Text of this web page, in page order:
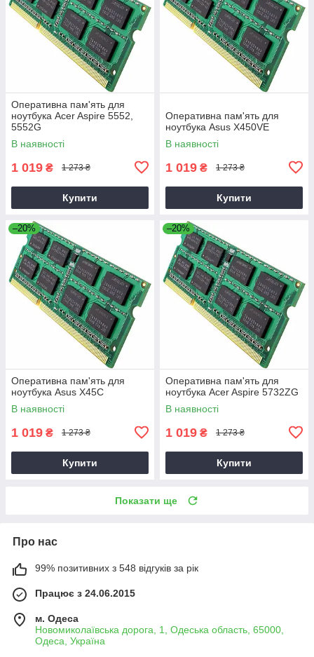
Оперативна пам'ять для
ноутбука Acer Aspire 5552,
5552G
В наявності
1 019 ₴ 1 273 ₴
Купити
Оперативна пам'ять для
ноутбука Asus X450VE
В наявності
1 019 ₴ 1 273 ₴
Купити
–20%
Оперативна пам'ять для
ноутбука Asus X45C
В наявності
1 019 ₴ 1 273 ₴
Купити
–20%
Оперативна пам'ять для
ноутбука Acer Aspire 5732ZG
В наявності
1 019 ₴ 1 273 ₴
Купити
Показати ще
Про нас
99% позитивних з 548 відгуків за рік
Працює з 24.06.2015
м. Одеса
Новомиколаївська дорога, 1, Одеська область, 65000,
Одеса, Україна